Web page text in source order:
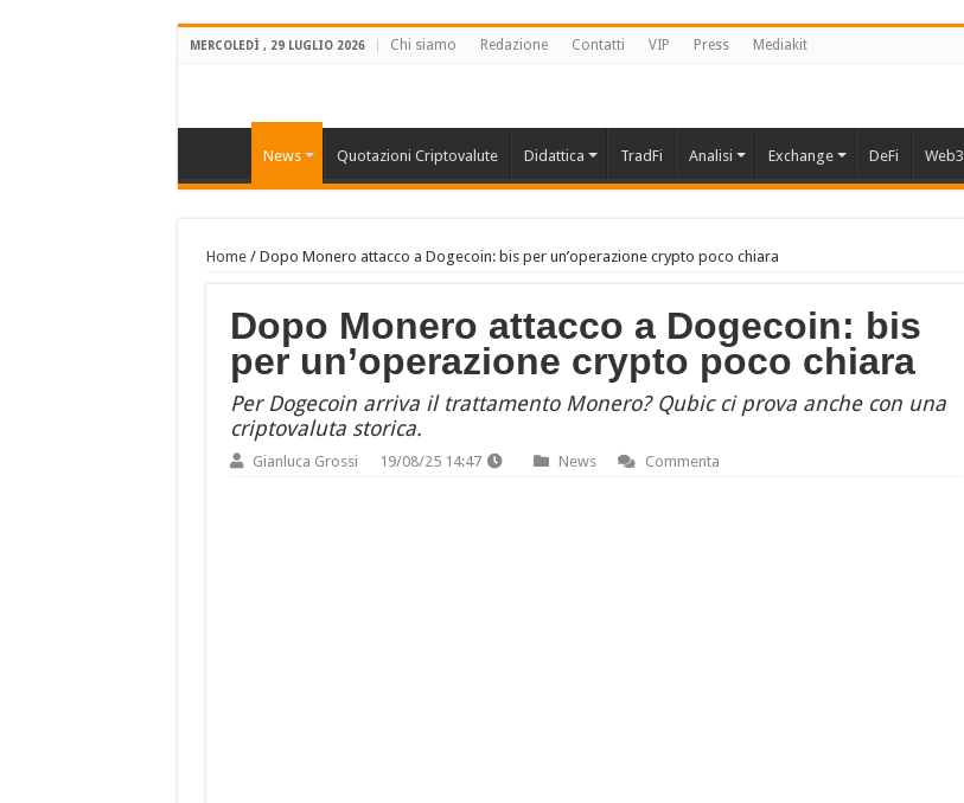
MERCOLEDÌ , 29 LUGLIO 2026 Chi siamo Redazione Contatti VIP Press Mediakit
News Quotazioni Criptovalute Didattica TradFi Analisi Exchange DeFi Web3
Home/ Dopo Monero attacco a Dogecoin: bis per un’operazione crypto poco chiara
Dopo Monero attacco a Dogecoin: bis
per un’operazione crypto poco chiara
Per Dogecoin arriva il trattamento Monero? Qubic ci prova anche con una
criptovaluta storica.
Gianluca Grossi 19/08/25 14:47 News Commenta